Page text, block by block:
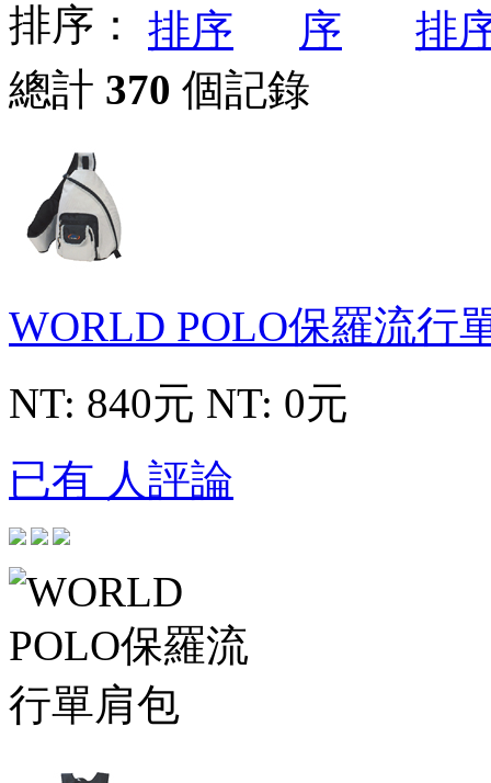
排序：
總計 370 個記錄
WORLD POLO保羅流行
NT: 840元 NT: 0元
已有 人評論